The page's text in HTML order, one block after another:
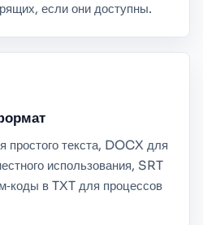
если они доступны.
простого текста, DOCX для
использования, SRT
в TXT для процессов